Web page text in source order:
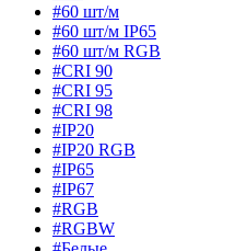
#60 шт/м
#60 шт/м IP65
#60 шт/м RGB
#CRI 90
#CRI 95
#CRI 98
#IP20
#IP20 RGB
#IP65
#IP67
#RGB
#RGBW